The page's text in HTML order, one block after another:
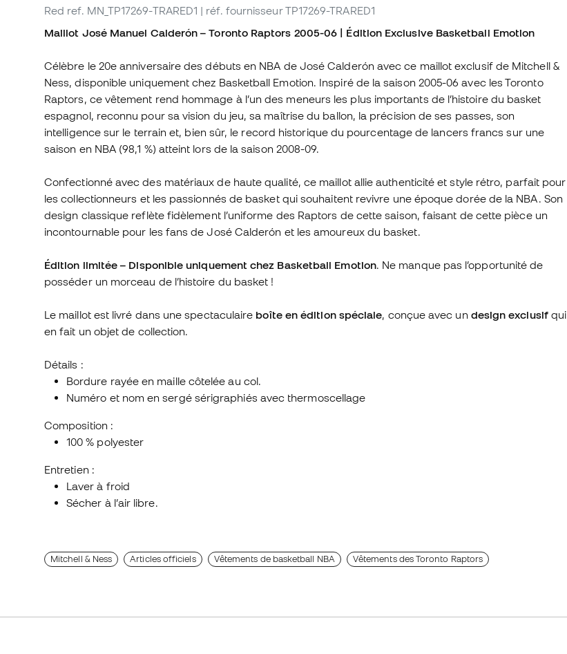
Red ref. MN_TP17269-TRARED1 | réf. fournisseur TP17269-TRARED1
Maillot José Manuel Calderón – Toronto Raptors 2005-06 | Édition Exclusive Basketball Emotion
Célèbre le 20e anniversaire des débuts en NBA de José Calderón avec ce maillot exclusif de Mitchell &
Ness, disponible uniquement chez Basketball Emotion. Inspiré de la saison 2005-06 avec les Toronto
Raptors, ce vêtement rend hommage à l’un des meneurs les plus importants de l’histoire du basket
espagnol, reconnu pour sa vision du jeu, sa maîtrise du ballon, la précision de ses passes, son
intelligence sur le terrain et, bien sûr, le record historique du pourcentage de lancers francs sur une
saison en NBA (98,1 %) atteint lors de la saison 2008-09.
Confectionné avec des matériaux de haute qualité, ce maillot allie authenticité et style rétro, parfait pour
les collectionneurs et les passionnés de basket qui souhaitent revivre une époque dorée de la NBA. Son
design classique reflète fidèlement l’uniforme des Raptors de cette saison, faisant de cette pièce un
incontournable pour les fans de José Calderón et les amoureux du basket.
Édition limitée – Disponible uniquement chez Basketball Emotion. Ne manque pas l’opportunité de
posséder un morceau de l’histoire du basket !
Le maillot est livré dans une spectaculaire boîte en édition spéciale, conçue avec un design exclusifqui
en fait un objet de collection.
Détails :
Bordure rayée en maille côtelée au col.
Numéro et nom en sergé sérigraphiés avec thermoscellage
Composition :
100 % polyester
Entretien :
Laver à froid
Sécher à l’air libre.
Mitchell & Ness Articles officiels Vêtements de basketball NBA Vêtements des Toronto Raptors